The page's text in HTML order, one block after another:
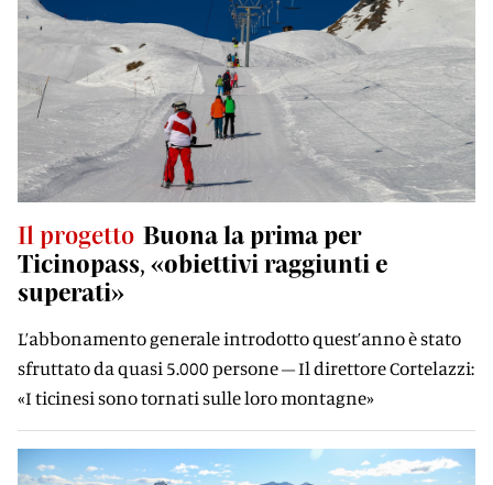
Il progetto Buona la prima per
Ticinopass, «obiettivi raggiunti e
superati»
L’abbonamento generale introdotto quest’anno è stato
sfruttato da quasi 5.000 persone – Il direttore Cortelazzi:
«I ticinesi sono tornati sulle loro montagne»